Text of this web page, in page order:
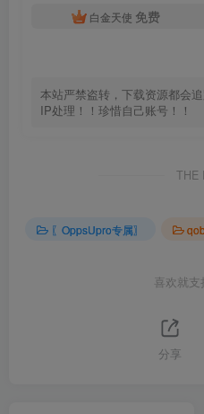
白金天使 免费
本站严禁盗转，下载资源都会
IP处理！！珍惜自己账号！！
THE
〖OppsUpro专属〗
喜欢就
分享